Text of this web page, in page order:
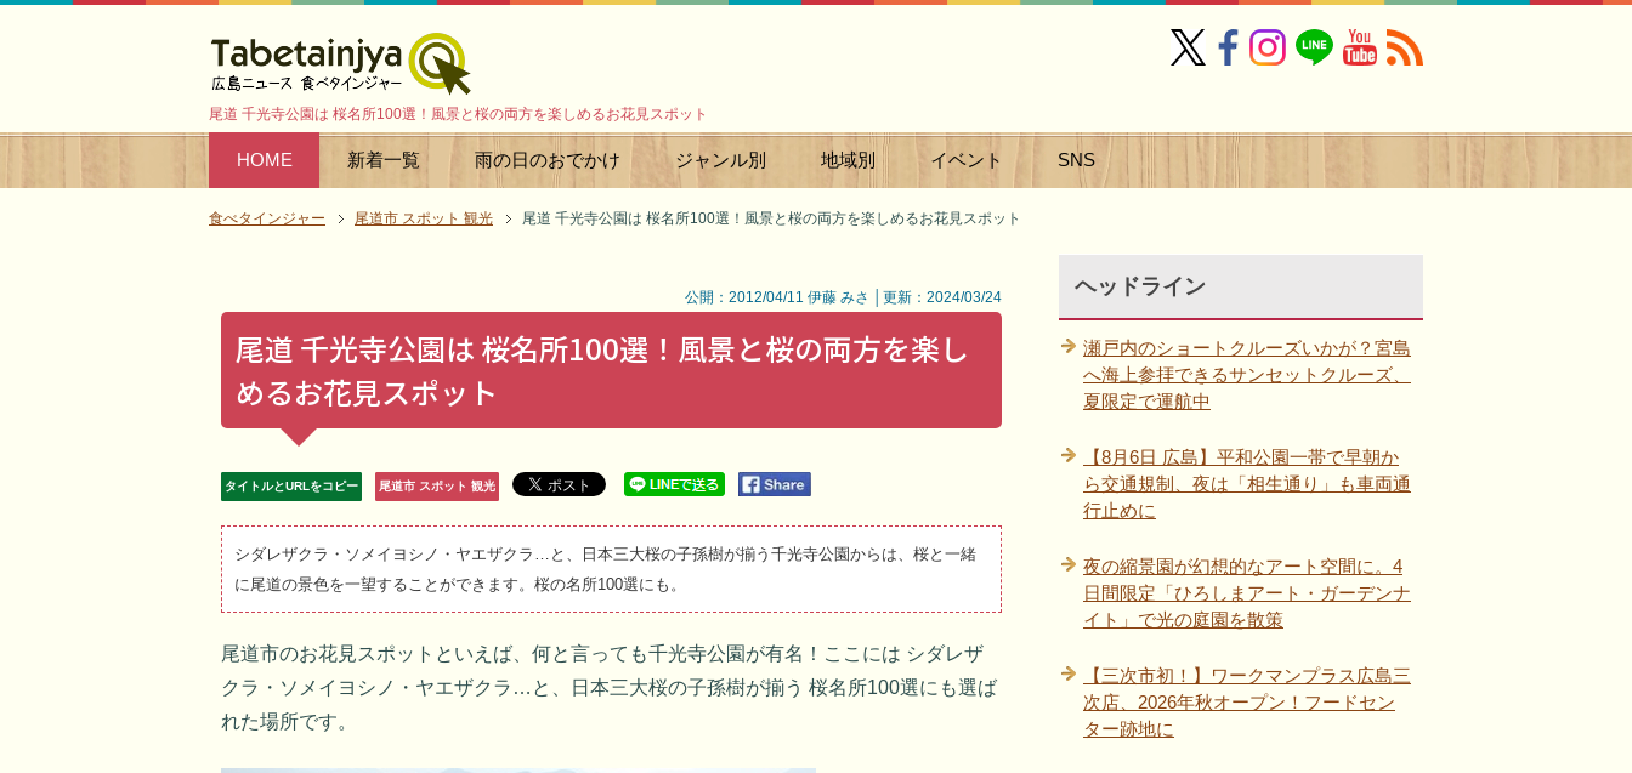
尾道 千光寺公園は 桜名所100選！風景と桜の両方を楽しめるお花見スポット
HOME 新着一覧 雨の日のおでかけ ジャンル別 地域別 イベント SNS
食べタインジャー 尾道市 スポット 観光 尾道 千光寺公園は 桜名所100選！風景と桜の両方を楽しめるお花見スポット
公開：2012/04/11 伊藤 みさ │更新：2024/03/24
尾道 千光寺公園は 桜名所100選！風景と桜の両方を楽し
めるお花見スポット
タイトルとURLをコピー 尾道市 スポット 観光
シダレザクラ・ソメイヨシノ・ヤエザクラ…と、日本三大桜の子孫樹が揃う千光寺公園からは、桜と一緒
に尾道の景色を一望することができます。桜の名所100選にも。
尾道市のお花見スポットといえば、何と言っても千光寺公園が有名！ここには シダレザ
クラ・ソメイヨシノ・ヤエザクラ…と、日本三大桜の子孫樹が揃う 桜名所100選にも選ば
れた場所です。
ヘッドライン
瀬戸内のショートクルーズいかが？宮島
へ海上参拝できるサンセットクルーズ、
夏限定で運航中
【8月6日 広島】平和公園一帯で早朝か
ら交通規制、夜は「相生通り」も車両通
行止めに
夜の縮景園が幻想的なアート空間に。4
日間限定「ひろしまアート・ガーデンナ
イト」で光の庭園を散策
【三次市初！】ワークマンプラス広島三
次店、2026年秋オープン！フードセン
ター跡地に